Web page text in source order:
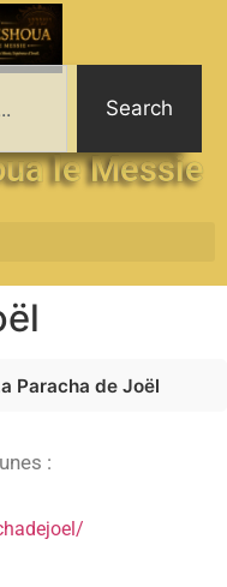
Search
Paracha de Joël
: